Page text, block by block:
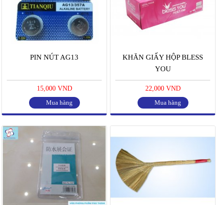
PIN NÚT AG13
15,000 VND
Mua hàng
KHĂN GIẤY HỘP BLESS
YOU
22,000 VND
Mua hàng